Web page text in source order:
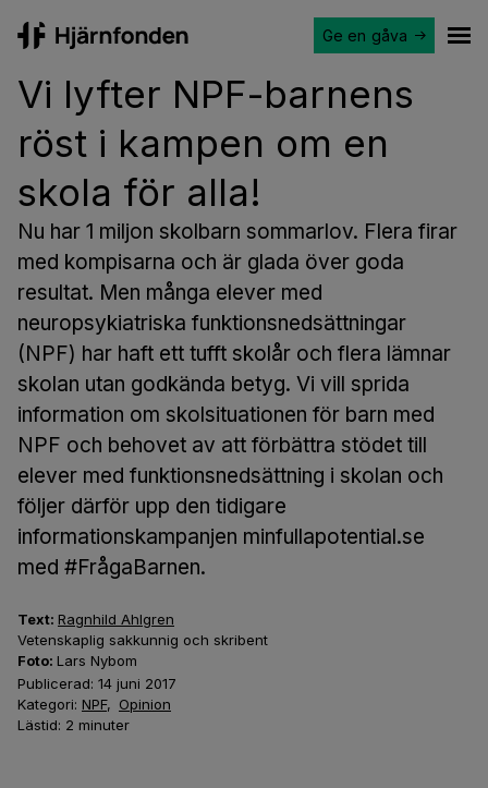
Ge en gåva
Text: Ragnhild Ahlgren
Vetenskaplig sakkunnig och skribent
Foto: Lars Nybom
Publicerad: 14 juni 2017
Kategori: NPF, Opinion
Lästid: 2 minuter
Vi lyfter NPF-barnens
röst i kampen om en
skola för alla!
Nu har 1 miljon skolbarn sommarlov. Flera firar
med kompisarna och är glada över goda
resultat. Men många elever med
neuropsykiatriska funktionsnedsättningar
(NPF) har haft ett tufft skolår och flera lämnar
skolan utan godkända betyg. Vi vill sprida
information om skolsituationen för barn med
NPF och behovet av att förbättra stödet till
elever med funktionsnedsättning i skolan och
följer därför upp den tidigare
informationskampanjen minfullapotential.se
med #FrågaBarnen.